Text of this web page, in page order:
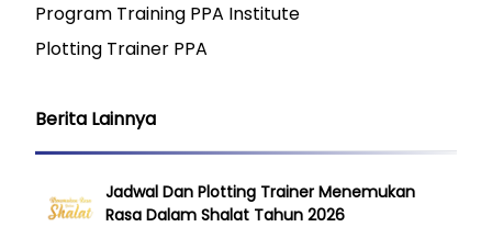
Program Training PPA Institute
Plotting Trainer PPA
Berita Lainnya
Jadwal Dan Plotting Trainer Menemukan
Rasa Dalam Shalat Tahun 2026